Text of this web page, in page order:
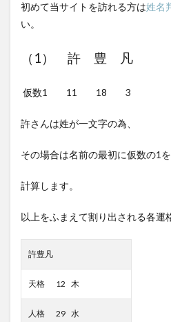
初めて当サイトを訪れる方は姓名
い。
（1） 許 豊 凡
仮数1 11 18 3
許さんは姓が一文字の為、
その場合は名前の最初に仮数の1
計算します。
以上をふまえて割り出される各運
許豊凡
天格 12 木
人格 29 水